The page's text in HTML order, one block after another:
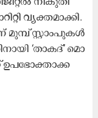
വ്യ​ക്ത​മാ​ക്കി.
മു​മ്പ് സ്റ്റാം​പു​ക​ൾ
‘താ​ക​ദ്’ മൊ​